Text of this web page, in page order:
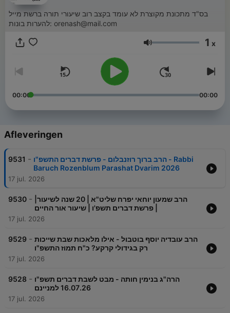
בס"ד מתכונת מקוצרת לא עומד בקצב רוב שיעורי תורה ברשת מייל
להערות בונות: orenash@mail.com
Volume 1 x
00:00 00:00
Afleveringen
9531 - הרב ברוך רוזנבלום - פרשת דברים התשפ"ו - Rabbi
Baruch Rozenblum Parashat Dvarim 2026
17 jul. 2026
9530 - הרב שמעון יוחאי יפרח שליט"א | 20 שנה לשיעור|
17 jul. 2026
9529 - הרב עובדיה יוסף בוטבול - אילו מלאכות שבת שייכות
רק בגידולי קרקע? כ"ח תמוז התשפ"ו
17 jul. 2026
9528 - הרה"ג בנימין חותה - מבט לשבת דברים תשפ"ו
16.07.26 למניינם
17 jul. 2026